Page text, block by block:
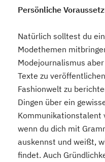
Persönliche
Natürlich solltest du
Modethemen
Modejournalismus
Texte zu
Fashionwelt zu
Dingen über ein
Kommunikationstalent
wenn du dich mit
auskennst und weißt,
findet. Auch